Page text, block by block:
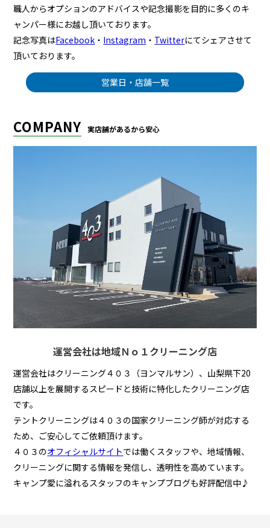
職人からオプションのアドバイスや記念撮影を目的に多くのキ
ャンパー様にお越し頂いております。
記念写真はFacebook ・ Instagram ・ Twitterにてシェアさせて
頂いております。
営業日・店舗一覧
COMPANY 実店舗があるから安心
運営会社は地域Ｎｏ１クリーニング店
運営会社はクリーニング４０３（ヨンマルサン）、山梨県下20
店舗以上を展開するスピードと技術に特化したクリーニング店
です。
テントクリーニングは４０３の国家クリーニング師が対応する
ため、ご安心してご依頼頂けます。
４０３のオフィシャルサイトでは働くスタッフや、地域情報、
クリーニングに関する情報を発信し、透明性を高めています。
キャンプ愛に溢れるスタッフのキャンプブログも好評配信中♪